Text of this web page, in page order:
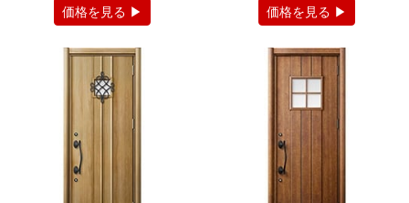
価格を見る ▶
価格を見る ▶